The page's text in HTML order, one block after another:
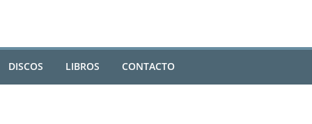
DISCOS LIBROS CONTACTO